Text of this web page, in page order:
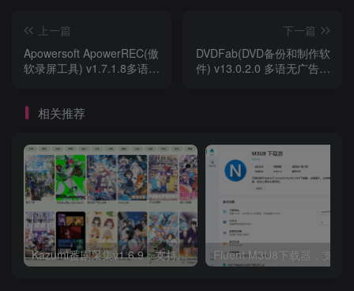
上一篇
Apowersoft ApowerREC(傲
软录屏工具) v1.7.1.8多语无
下一篇
DVDFab(DVD备份和制作软
件) v13.0.2.0 多语无广告便
相关推荐
Kazumi番剧采集v1.6.9：支持自定义规则+在线观看+弹幕，跨平台下载 Fluent M3U8下载器，支持